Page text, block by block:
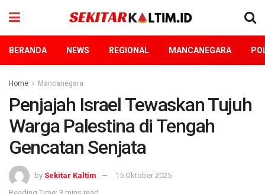
BERANDA NEWS REGIONAL MANCANEGARA
Home Mancanegara
Penjajah Israel Tewaskan Tujuh
Warga Palestina di Tengah
Gencatan Senjata
by Sekitar Kaltim
15 Oktober 2025